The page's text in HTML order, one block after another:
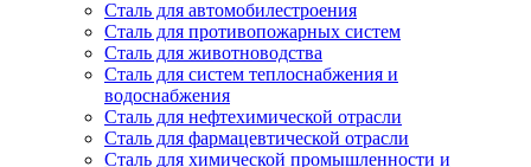
Сталь для автомобилестроения
Сталь для противопожарных систем
Сталь для животноводства
Сталь для систем теплоснабжения и
водоснабжения
Сталь для нефтехимической отрасли
Сталь для фармацевтической отрасли
Сталь для химической промышленности и